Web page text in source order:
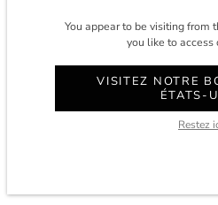
CONTACT
SERVICE CLIENT
You appear to be visiting from
you like to access
VISITEZ NOTRE
ÉTATS-
Restez